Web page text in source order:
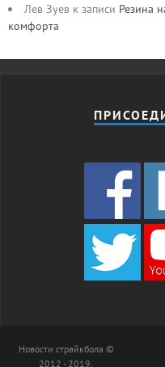
Лев Зуев к записи Резина
комфорта
Новости страйкбола ©
2012 - 2019.